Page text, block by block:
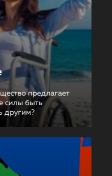
предлагает
силы быть
другим?